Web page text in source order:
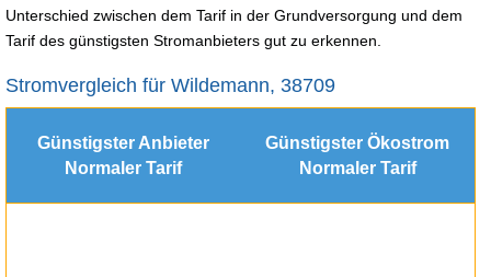
Unterschied zwischen dem Tarif in der Grundversorgung und dem
Tarif des günstigsten Stromanbieters gut zu erkennen.
Stromvergleich für Wildemann, 38709
Günstigster Anbieter
Normaler Tarif
Günstigster Ökostrom
Normaler Tarif